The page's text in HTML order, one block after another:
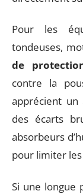
Pour les
tondeuses,
de
contre la
apprécient un
des écarts
absorbeurs
pour limiter
Si une longue